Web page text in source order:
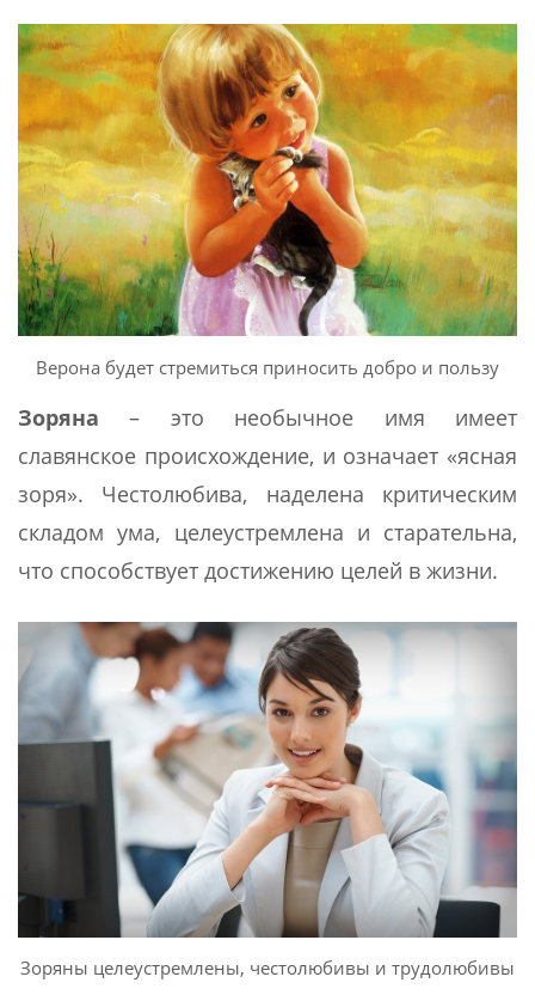
Верона будет стремиться приносить добро и пользу
Зоряна – это необычное имя имеет
славянское происхождение, и означает «ясная
зоря». Честолюбива, наделена критическим
складом ума, целеустремлена и старательна,
что способствует достижению целей в жизни.
Зоряны целеустремлены, честолюбивы и трудолюбивы